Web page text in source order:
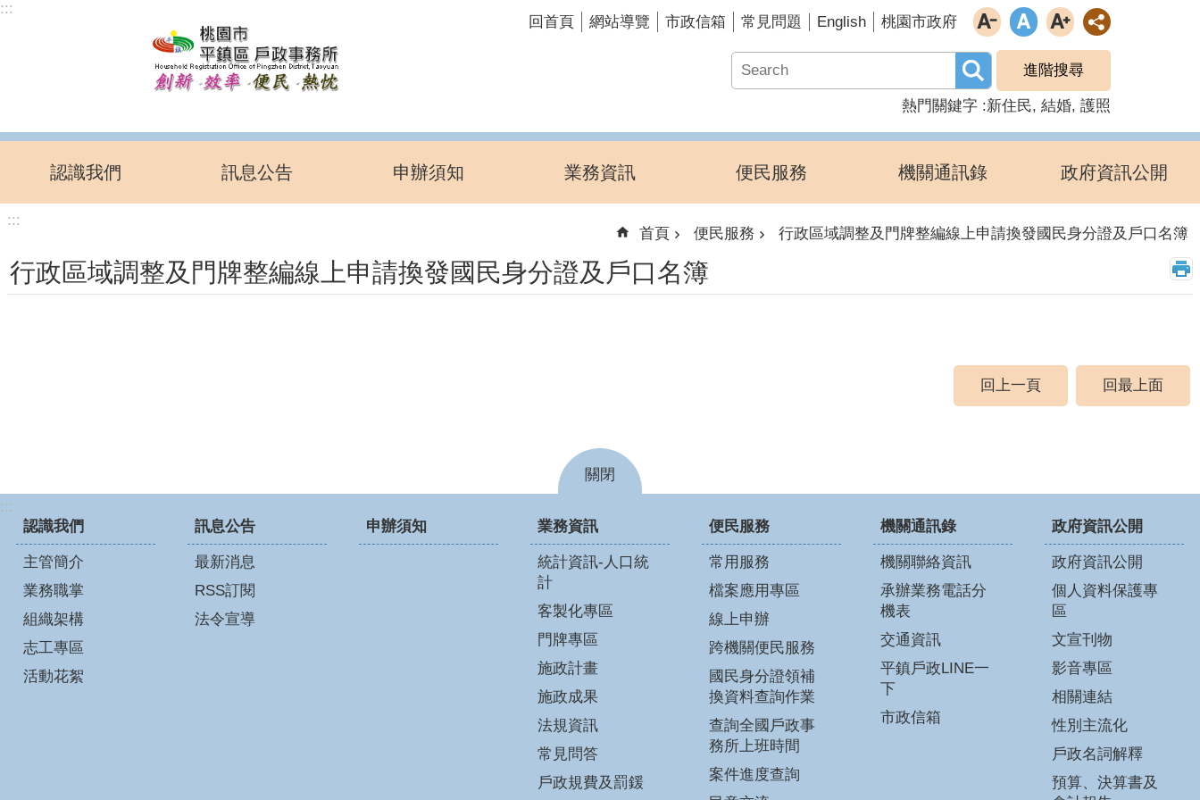
跳到主要內容區塊
:::
回首頁 網站導覽 市政信箱 常見問題 English 桃園市政府
進階搜尋
熱門關鍵字 新住民 結婚 護照
認識我們 訊息公告 申辦須知 業務資訊 便民服務 機關通訊錄 政府資訊公開
:::
首頁 便民服務 行政區域調整及門牌整編線上申請換發國民身分證及戶口名簿
行政區域調整及門牌整編線上申請換發國民身分證及戶口名簿
回上一頁 回最上面
關閉
:::
認識我們
主管簡介
業務職掌
組織架構
志工專區
活動花絮
訊息公告
最新消息
RSS訂閱
法令宣導
申辦須知 業務資訊
統計資訊-人口統
計
客製化專區
門牌專區
施政計畫
施政成果
法規資訊
常見問答
戶政規費及罰鍰
便民服務
常用服務
檔案應用專區
線上申辦
跨機關便民服務
國民身分證領補
換資料查詢作業
查詢全國戶政事
務所上班時間
案件進度查詢
機關通訊錄
機關聯絡資訊
承辦業務電話分
機表
交通資訊
平鎮戶政LINE一
下
市政信箱
政府資訊公開
政府資訊公開
個人資料保護專
區
文宣刊物
影音專區
相關連結
性別主流化
戶政名詞解釋
預算、決算書及